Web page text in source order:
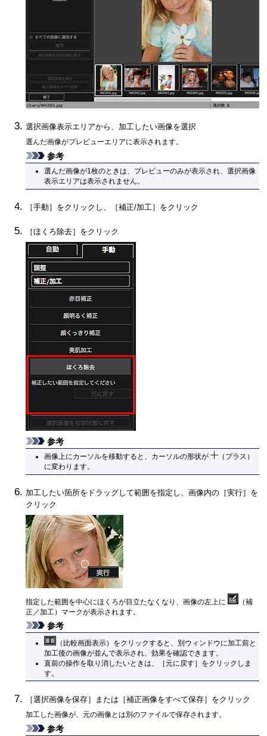
選択画像表示エリアから、加工したい画像を選択
選んだ画像がプレビューエリアに表示されます。
参考
選んだ画像が1枚のときは、プレビューのみが表示され、選択画像
表示エリアは表示されません。
［手動］をクリックし、［補正/加工］をクリック
［ほくろ除去］をクリック
参考
画像上にカーソルを移動すると、カーソルの形状が
（プラス）
に変わります。
加工したい箇所をドラッグして範囲を指定し、画像内の［実行］を
クリック
指定した範囲を中心にほくろが目立たなくなり、画像の左上に
（補
正／加工）マークが表示されます。
参考
（比較画面表示）をクリックすると、別ウィンドウに加工前と
加工後の画像が並んで表示され、効果を確認できます。
直前の操作を取り消したいときは、［元に戻す］をクリックしま
す。
［選択画像を保存］または［補正画像をすべて保存］をクリック
加工した画像が、元の画像とは別のファイルで保存されます。
参考